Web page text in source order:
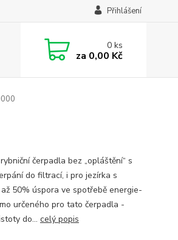
Přihlášení
0ks
za 0,00 Kč
čerpadla bez „opláštění“ s
do filtrací, i pro jezírka s
50% úspora ve spotřebě energie-
určeného pro tato čerpadla -
do... celý popis